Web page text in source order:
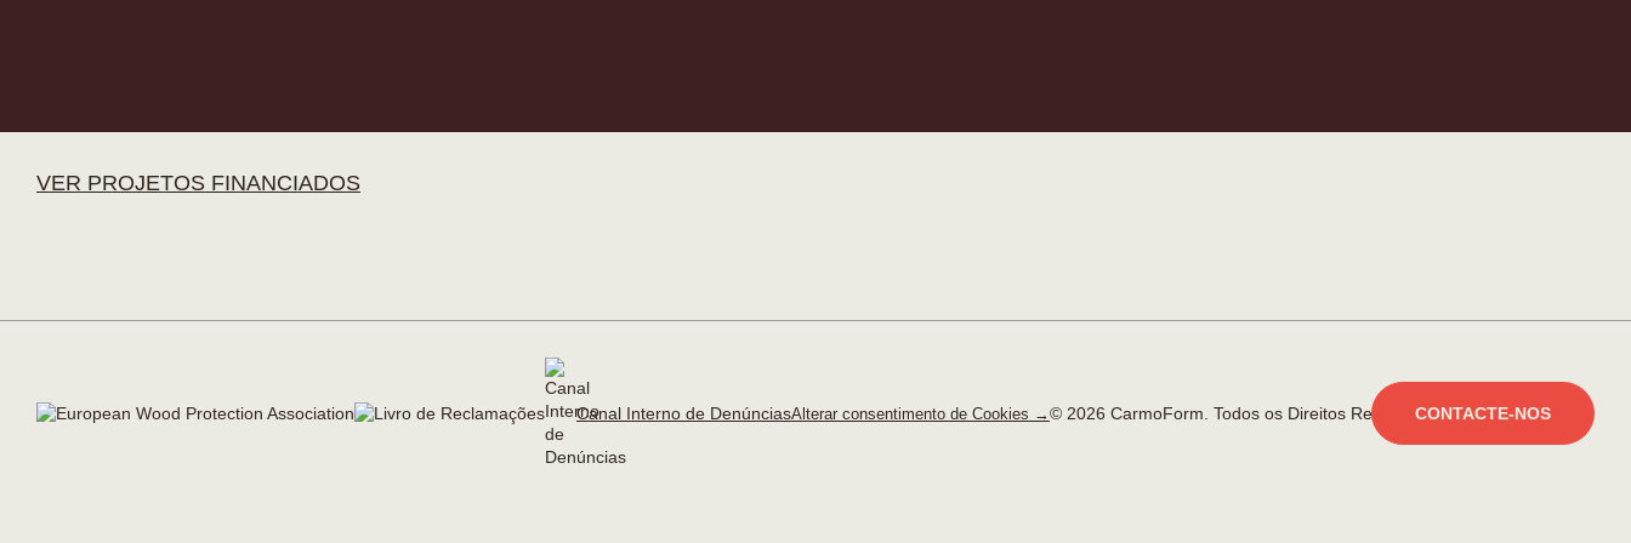
CONTACTE-NOS
VER PROJETOS FINANCIADOS
Canal Interno de DenúnciasAlterar consentimento de Cookies →© 2026 CarmoForm. Todos os Direitos Reservados.made by KOBU